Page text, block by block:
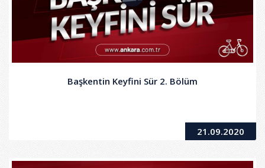
Başkentin Keyfini Sür 2. Bölüm
21.09.2020